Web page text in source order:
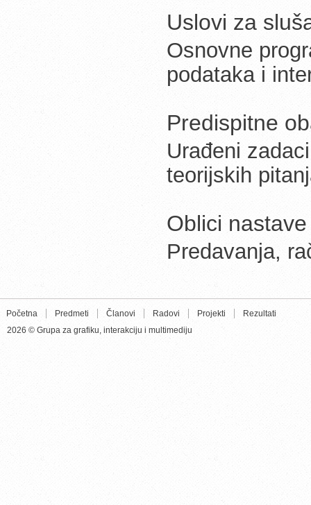
Uslovi za
Osnovne
podataka i
Predispitne
Urađeni
teorijskih
Oblici
Predavanja,
Početna Predmeti Članovi Radovi Projekti
Rezultati
2026 © Grupa za grafiku, interakciju i multimediju